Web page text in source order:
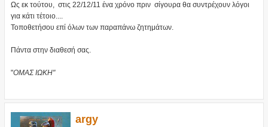
Ως εκ τούτου, στις 22/12/11 ένα χρόνο πριν σίγουρα θα συντρέχουν λόγοι
για κάτι τέτοιο....
Τοποθετήσου επί όλων των παραπάνω ζητημάτων.
Πάντα στην διαθεσή σας.
"ΟΜΑΣ ΙΩΚΗ"
argy